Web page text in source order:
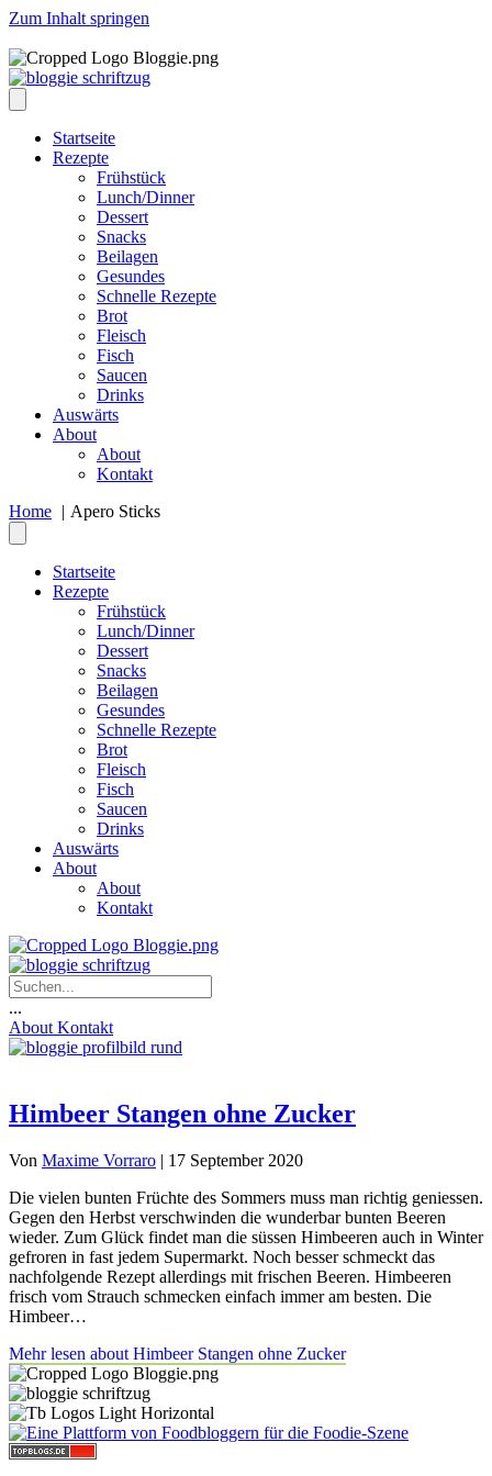
Zum Inhalt springen
Startseite
Rezepte
Frühstück
Lunch/Dinner
Dessert
Snacks
Beilagen
Gesundes
Schnelle Rezepte
Brot
Fleisch
Fisch
Saucen
Drinks
Auswärts
About
About
Kontakt
Home
Apero Sticks
Startseite
Rezepte
Frühstück
Lunch/Dinner
Dessert
Snacks
Beilagen
Gesundes
Schnelle Rezepte
Brot
Fleisch
Fisch
Saucen
Drinks
Auswärts
About
About
Kontakt
...
About Kontakt
Himbeer Stangen ohne Zucker
Von Maxime Vorraro | 17 September 2020
Die vielen bunten Früchte des Sommers muss man richtig geniessen.
Gegen den Herbst verschwinden die wunderbar bunten Beeren
wieder. Zum Glück findet man die süssen Himbeeren auch in Winter
gefroren in fast jedem Supermarkt. Noch besser schmeckt das
nachfolgende Rezept allerdings mit frischen Beeren. Himbeeren
frisch vom Strauch schmecken einfach immer am besten. Die
Himbeer…
Mehr lesen about Himbeer Stangen ohne Zucker